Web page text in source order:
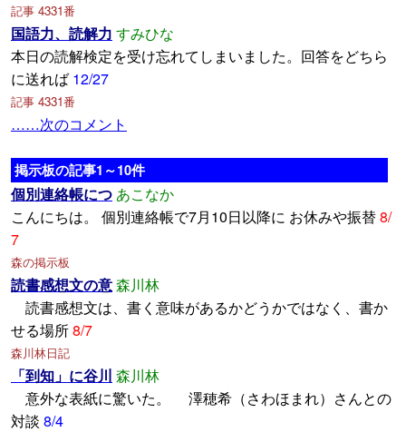
記事 4331番
国語力、読解力 すみひな
本日の読解検定を受け忘れてしまいました。回答をどちら
に送れば 12/27
記事 4331番
……次のコメント
掲示板の記事1～10件
個別連絡帳につ あこなか
こんにちは。 個別連絡帳で7月10日以降に お休みや振替8/
7
森の掲示板
読書感想文の意森川林
読書感想文は、書く意味があるかどうかではなく、書か
せる場所8/7
森川林日記
「到知」に谷川 森川林
意外な表紙に驚いた。 澤穂希（さわほまれ）さんとの
対談 8/4